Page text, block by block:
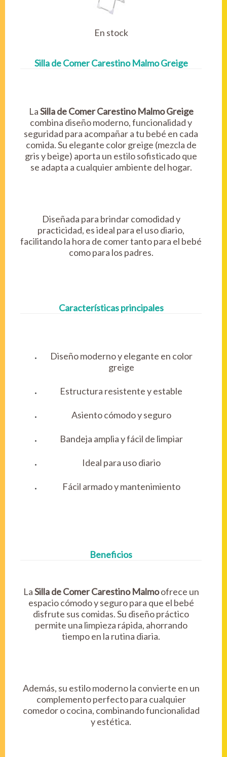
En stock
Silla de Comer Carestino Malmo Greige
LaSilla de Comer Carestino Malmo Greige
combina diseño moderno, funcionalidad y
seguridad para acompañar a tu bebé en cada
comida. Su elegante color greige (mezcla de
gris y beige) aporta un estilo sofisticado que
se adapta a cualquier ambiente del hogar.
Diseñada para brindar comodidad y
practicidad, es ideal para el uso diario,
facilitando la hora de comer tanto para el bebé
como para los padres.
Características principales
Diseño moderno y elegante en color
greige
Estructura resistente y estable
Asiento cómodo y seguro
Bandeja amplia y fácil de limpiar
Ideal para uso diario
Fácil armado y mantenimiento
Beneficios
LaSilla de Comer Carestino Malmoofrece un
espacio cómodo y seguro para que el bebé
disfrute sus comidas. Su diseño práctico
permite una limpieza rápida, ahorrando
tiempo en la rutina diaria.
Además, su estilo moderno la convierte en un
complemento perfecto para cualquier
comedor o cocina, combinando funcionalidad
y estética.